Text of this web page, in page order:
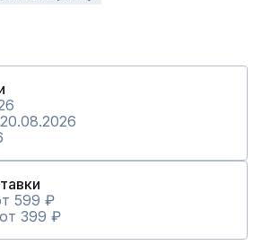
599 ₽
399 ₽